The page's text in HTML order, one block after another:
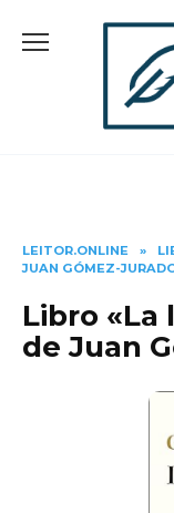
LEITOR.ONLINE »
JUAN GÓMEZ-
Libro «La
de Juan